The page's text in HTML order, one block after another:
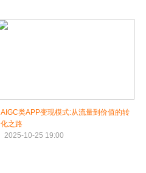
AIGC类APP变现模式:从流量到价值的转
化之路
2025-10-25 19:00